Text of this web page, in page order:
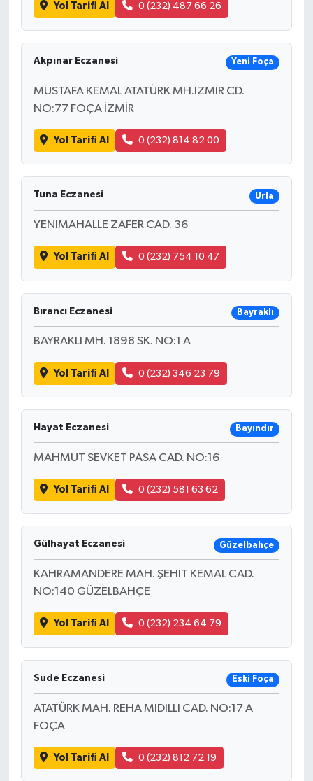
Yol Tarifi Al 0 (232) 487 66 26
Akpınar Eczanesi Yeni Foça
MUSTAFA KEMAL ATATÜRK MH.İZMİR CD.
NO:77 FOÇA İZMİR
Yol Tarifi Al 0 (232) 814 82 00
Tuna Eczanesi Urla
YENIMAHALLE ZAFER CAD. 36
Yol Tarifi Al 0 (232) 754 10 47
Bırancı Eczanesi Bayraklı
BAYRAKLI MH. 1898 SK. NO:1 A
Yol Tarifi Al 0 (232) 346 23 79
Hayat Eczanesi Bayındır
MAHMUT SEVKET PASA CAD. NO:16
Yol Tarifi Al 0 (232) 581 63 62
Gülhayat Eczanesi Güzelbahçe
KAHRAMANDERE MAH. ŞEHİT KEMAL CAD.
NO:140 GÜZELBAHÇE
Yol Tarifi Al 0 (232) 234 64 79
Sude Eczanesi Eski Foça
ATATÜRK MAH. REHA MIDILLI CAD. NO:17 A
FOÇA
Yol Tarifi Al 0 (232) 812 72 19